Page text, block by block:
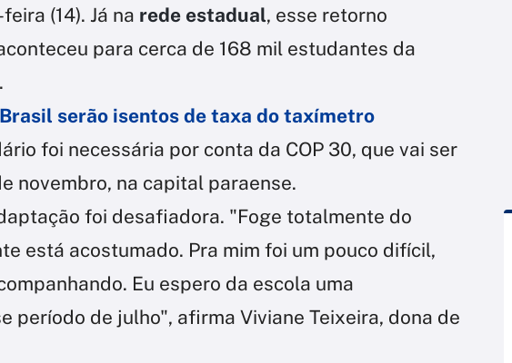
(14). Já na rede estadual, esse retorno
para cerca de 168 mil estudantes da
serão isentos de taxa do taxímetro
foi necessária por conta da COP 30, que vai ser
novembro, na capital paraense.
foi desafiadora. "Foge totalmente do
está acostumado. Pra mim foi um pouco difícil,
Eu espero da escola uma
período de julho", afirma Viviane Teixeira, dona de